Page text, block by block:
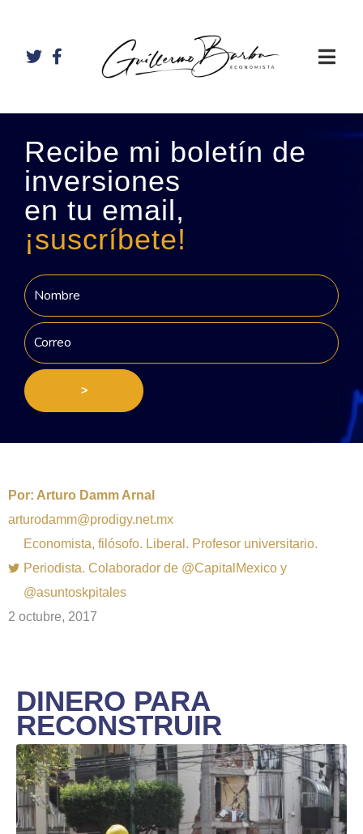
Recibe mi boletín de
inversiones
en tu email,
¡suscríbete!
>
Por: Arturo Damm Arnal
arturodamm@prodigy.net.mx
Economista, filósofo. Liberal. Profesor universitario.
Periodista. Colaborador de @CapitalMexico y
@asuntoskpitales
2 octubre, 2017
DINERO PARA
RECONSTRUIR